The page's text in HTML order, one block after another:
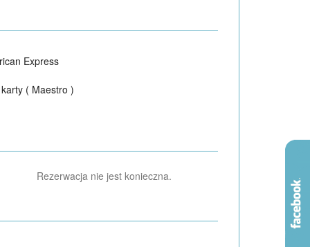
Express
( Maestro )
Rezerwacja nie jest konieczna.